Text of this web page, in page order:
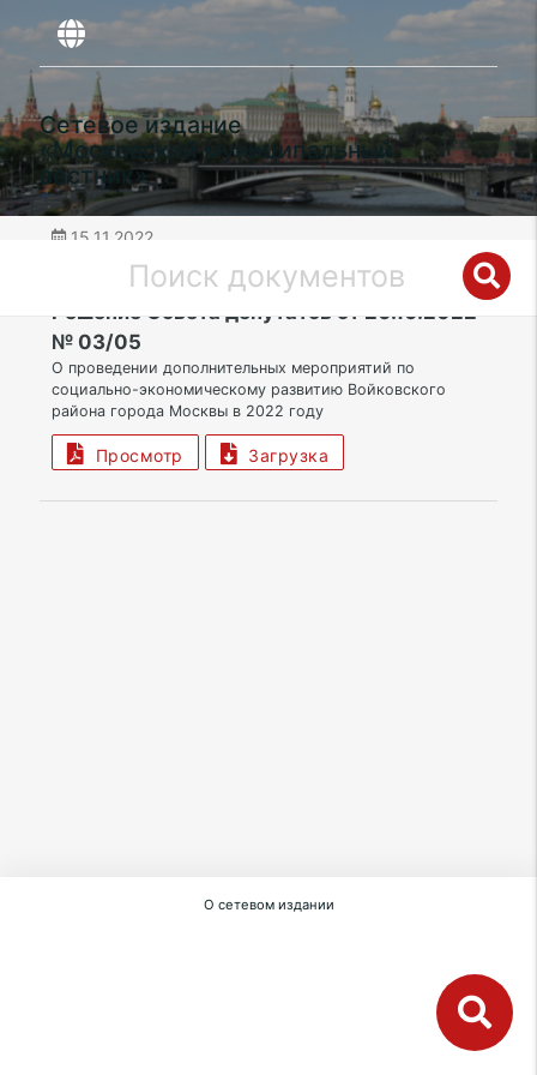
Сетевое издание
«Московский муниципальный
вестник»
15.11.2022
САО | Муниципальный округ Войковский
Решение Совета депутатов от 20.10.2022
№ 03/05
О проведении дополнительных мероприятий по
социально-экономическому развитию Войковского
района города Москвы в 2022 году
Просмотр Загрузка
О сетевом издании